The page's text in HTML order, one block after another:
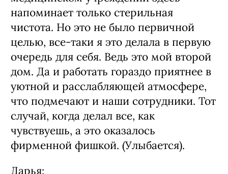
больничных фобий, ведь о
медицинском учреждении здесь
напоминает только стерильная
чистота. Но это не было первичной
целью, все-таки я это делала в первую
очередь для себя. Ведь это мой второй
дом. Да и работать гораздо приятнее в
уютной и расслабляющей атмосфере,
что подмечают и наши сотрудники. Тот
случай, когда делал все, как
чувствуешь, а это оказалось
фирменной фишкой. (Улыбается).